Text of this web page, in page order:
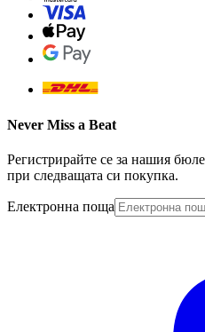
Never Miss a Beat
Регистрирайте се за нашия
при следващата си покупка.
Електронна поща